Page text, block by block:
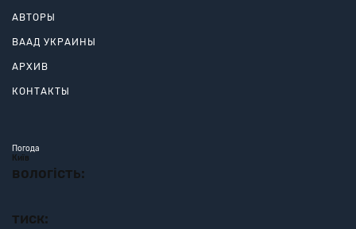
АВТОРЫ
ВААД УКРАИНЫ
АРХИВ
КОНТАКТЫ
Погода
Київ
вологість:
тиск: